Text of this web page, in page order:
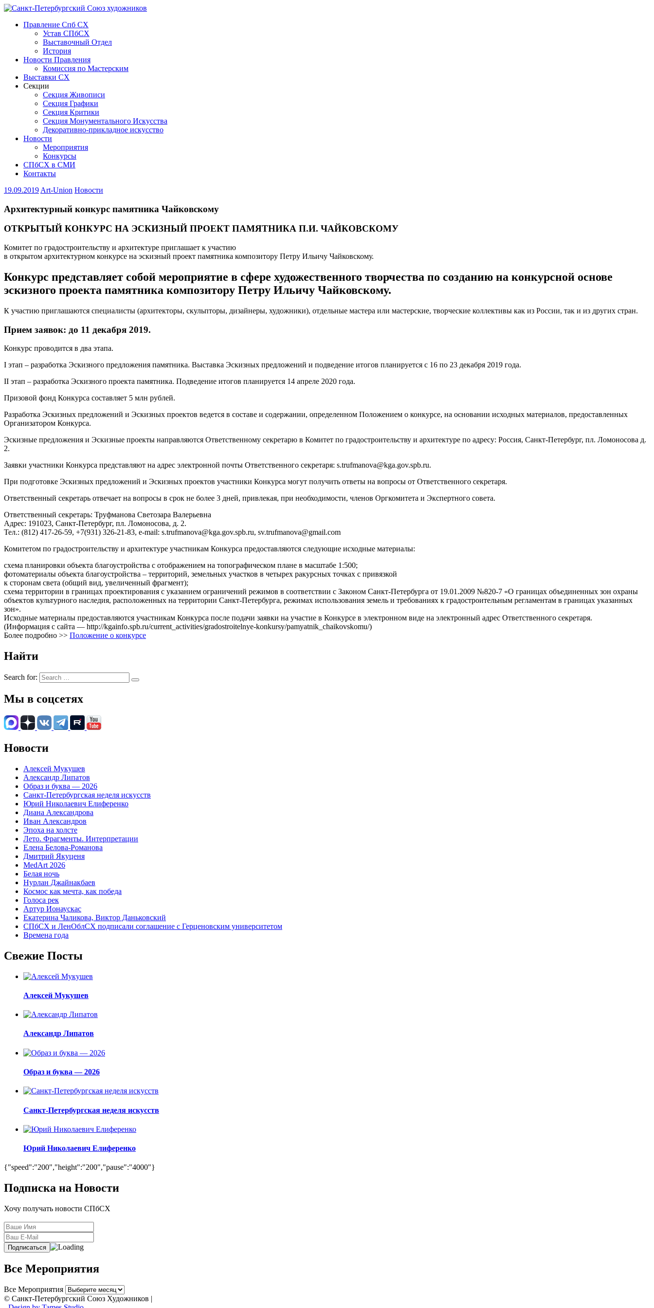
Правление Спб СХ
Устав СПбСХ
Выставочный Отдел
История
Новости Правления
Комиссия по Мастерским
Выставки СХ
Секции
Секция Живописи
Секция Графики
Секция Критики
Секция Монументального Искусства
Декоративно-прикладное искусство
Новости
Мероприятия
Конкурсы
СПбСХ в СМИ
Контакты
19.09.2019 Art-Union Новости
Архитектурный конкурс памятника Чайковскому
ОТКРЫТЫЙ КОНКУРС НА ЭСКИЗНЫЙ ПРОЕКТ ПАМЯТНИКА П.И. ЧАЙКОВСКОМУ
Комитет по градостроительству и архитектуре приглашает к участию
в открытом архитектурном конкурсе на эскизный проект памятника композитору Петру Ильичу Чайковскому.
Конкурс представляет собой мероприятие в сфере художественного творчества по созданию на конкурсной основе
эскизного проекта памятника композитору Петру Ильичу Чайковскому.
К участию приглашаются специалисты (архитекторы, скульпторы, дизайнеры, художники), отдельные мастера или мастерские, творческие коллективы как из России, так и из других стран.
Прием заявок: до 11 декабря 2019.
Конкурс проводится в два этапа.
I этап – разработка Эскизного предложения памятника. Выставка Эскизных предложений и подведение итогов планируется с 16 по 23 декабря 2019 года.
II этап – разработка Эскизного проекта памятника. Подведение итогов планируется 14 апреле 2020 года.
Призовой фонд Конкурса составляет 5 млн рублей.
Разработка Эскизных предложений и Эскизных проектов ведется в составе и содержании, определенном Положением о конкурсе, на основании исходных материалов, предоставленных
Организатором Конкурса.
Эскизные предложения и Эскизные проекты направляются Ответственному секретарю в Комитет по градостроительству и архитектуре по адресу: Россия, Санкт-Петербург, пл. Ломоносова д.
2.
Заявки участники Конкурса представляют на адрес электронной почты Ответственного секретаря: s.trufmanova@kga.gov.spb.ru.
При подготовке Эскизных предложений и Эскизных проектов участники Конкурса могут получить ответы на вопросы от Ответственного секретаря.
Ответственный секретарь отвечает на вопросы в срок не более 3 дней, привлекая, при необходимости, членов Оргкомитета и Экспертного совета.
Ответственный секретарь: Труфманова Светозара Валерьевна
Адрес: 191023, Санкт-Петербург, пл. Ломоносова, д. 2.
Тел.: (812) 417-26-59, +7(931) 326-21-83, e-mail: s.trufmanova@kga.gov.spb.ru, sv.trufmanova@gmail.com
Комитетом по градостроительству и архитектуре участникам Конкурса предоставляются следующие исходные материалы:
схема планировки объекта благоустройства с отображением на топографическом плане в масштабе 1:500;
фотоматериалы объекта благоустройства – территорий, земельных участков в четырех ракурсных точках с привязкой
к сторонам света (общий вид, увеличенный фрагмент);
схема территории в границах проектирования с указанием ограничений режимов в соответствии с Законом Санкт-Петербурга от 19.01.2009 №820-7 «О границах объединенных зон охраны
объектов культурного наследия, расположенных на территории Санкт-Петербурга, режимах использования земель и требованиях к градостроительным регламентам в границах указанных
зон».
Исходные материалы предоставляются участникам Конкурса после подачи заявки на участие в Конкурсе в электронном виде на электронный адрес Ответственного секретаря.
(Информация с сайта — http://kgainfo.spb.ru/current_activities/gradostroitelnye-konkursy/pamyatnik_chaikovskomu/)
Более подробно >> Положение о конкурсе
Найти
Search for:
Мы в соцсетях
Новости
Алексей Мукушев
Александр Липатов
Образ и буква — 2026
Санкт-Петербургская неделя искусств
Юрий Николаевич Елиференко
Диана Александрова
Иван Александров
Эпоха на холсте
Лето. Фрагменты. Интерпретации
Елена Белова-Романова
Дмитрий Якуценя
MedArt 2026
Белая ночь
Нурлан Джайнакбаев
Космос как мечта, как победа
Голоса рек
Артур Ионаускас
Екатерина Чаликова, Виктор Даньковский
СПбСХ и ЛенОблСХ подписали соглашение с Герценовским университетом
Времена года
Свежие Посты
Алексей Мукушев
Александр Липатов
Образ и буква — 2026
Санкт-Петербургская неделя искусств
Юрий Николаевич Елиференко
{"speed":"200","height":"200","pause":"4000"}
Подписка на Новости
Хочу получать новости СПбСХ
Все Мероприятия
Все Мероприятия
© Санкт-Петербургский Союз Художников |